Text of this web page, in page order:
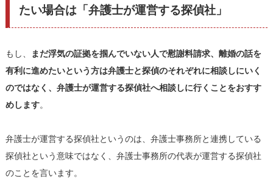
たい場合は「弁護士が運営する探偵社」
もし、
まだ浮気の証拠を掴んでいない人で慰謝料請求、離婚の話を
有利に進めたいという方は弁護士と探偵のそれぞれに相談しにいく
のではなく、弁護士が運営する探偵社へ相談しに行くことをおすす
めします。
弁護士が運営する探偵社というのは、弁護士事務所と連携している
探偵社という意味ではなく、弁護士事務所の代表が運営する探偵社
のことを言います。